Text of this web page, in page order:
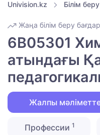
Univision.kz Білім
Жаңа білім беру
6B05301
атындағы
Жалпы
Профессии1